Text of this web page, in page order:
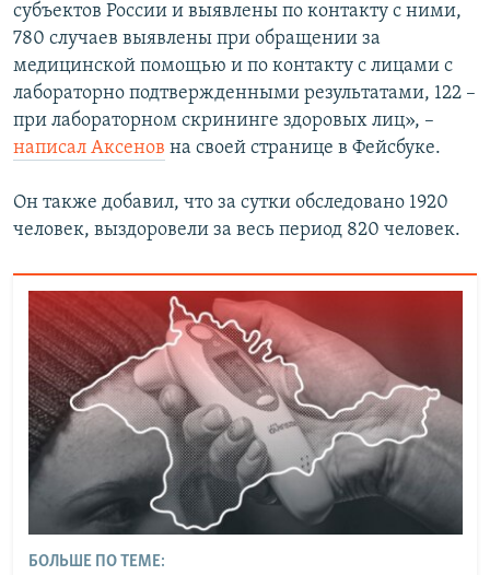
субъектов России и выявлены по контакту с ними,
780 случаев выявлены при обращении за
медицинской помощью и по контакту с лицами с
лабораторно подтвержденными результатами, 122 –
при лабораторном скрининге здоровых лиц», –
написал Аксенов на своей странице в Фейсбуке.
Он также добавил, что за сутки обследовано 1920
человек, выздоровели за весь период 820 человек.
БОЛЬШЕ ПО ТЕМЕ: